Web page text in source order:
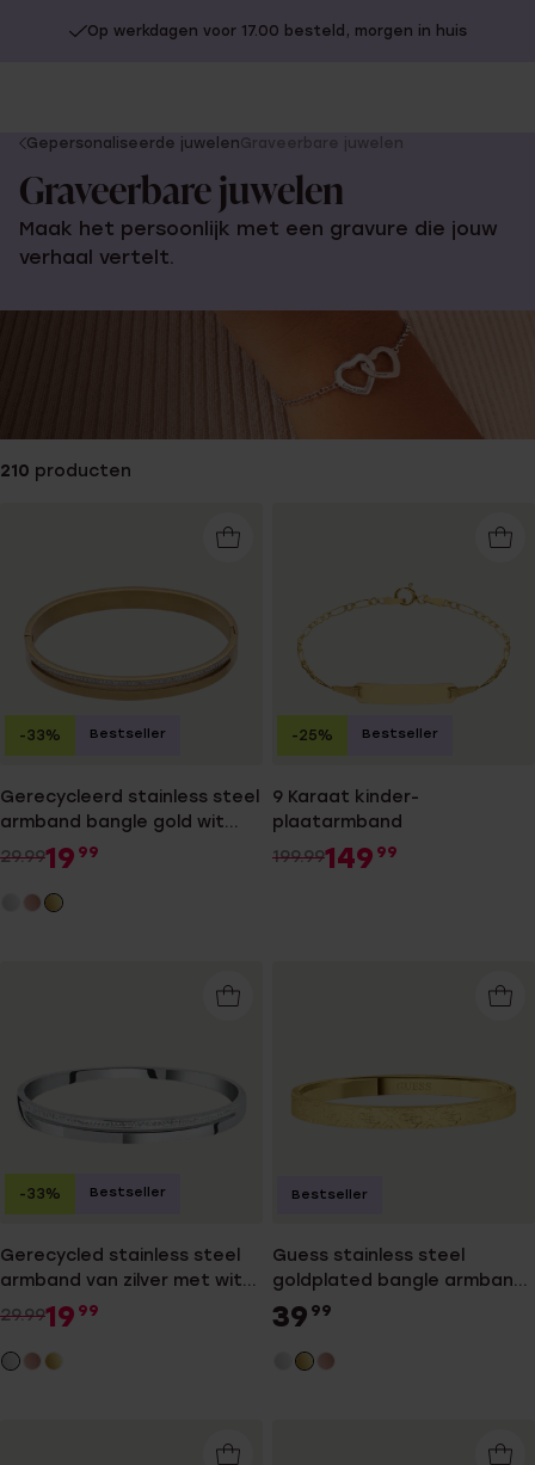
Op werkdagen voor 17.00 besteld, morgen in huis
You
are
here:
Gepersonaliseerde juwelenGraveerbare juwelen
Graveerbare juwelen
Maak het persoonlijk met een gravure die jouw
verhaal vertelt.
210 producten
Gerecycleerd stainless steel
armband bangle gold wit
kristal
29.9919 99
-33% Bestseller
9 Karaat kinder-
plaatarmband
199.99149 99
-25% Bestseller
Gerecycled stainless steel
armband van zilver met wit
kristal
29.9919 99
-33% Bestseller
Guess stainless steel
goldplated bangle armband
4G logo
39 99
Bestseller